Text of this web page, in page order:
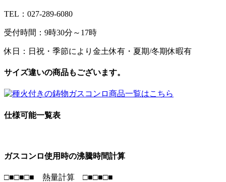
TEL：027-289-6080
受付時間：9時30分～17時
休日：日祝・季節により金土休有・夏期/冬期休暇有
サイズ違いの商品もございます。
仕様可能一覧表
ガスコンロ使用時の沸騰時間計算
□■□■□■ 熱量計算 □■□■□■